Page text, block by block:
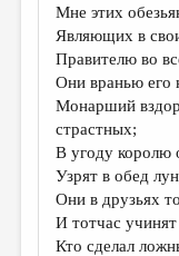
ОТДЕЛЫ И РУБРИКИ
ИЗБРАННОЕ
ДАЙДЖЕСТ
ПРОИЗВЕДЕНИЯ
ПЕРЕВОДЫ
КОНКУРСЫ
ДЕТСКАЯ
Мне этих
Являющих в
Правителю во
Они вранью его
Монарший
страстных;
В угоду королю
Узрят в обед
Они в друзьях
И тотчас
Кто сделал